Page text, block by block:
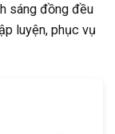
sáng đồng đều
luyện, phục vụ